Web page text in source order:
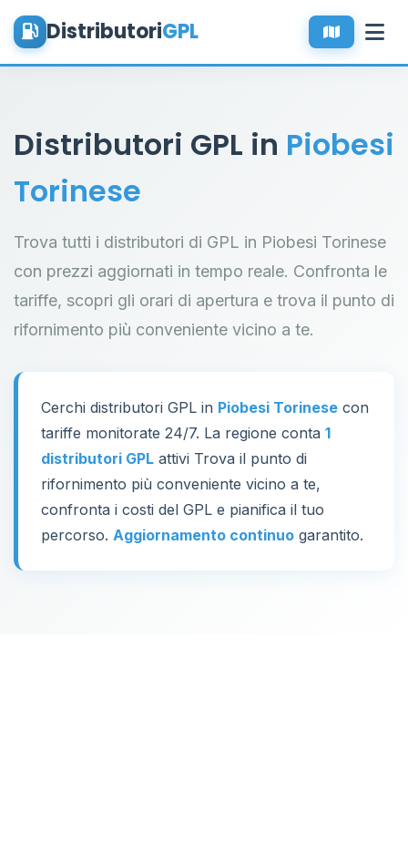
DistributoriGPL
Distributori GPL in Piobesi
Torinese
Trova tutti i distributori di GPL in Piobesi Torinese
con prezzi aggiornati in tempo reale. Confronta le
tariffe, scopri gli orari di apertura e trova il punto di
rifornimento più conveniente vicino a te.
Cerchi distributori GPL in Piobesi Torinese con
tariffe monitorate 24/7. La regione conta 1
distributori GPL attivi Trova il punto di
rifornimento più conveniente vicino a te,
confronta i costi del GPL e pianifica il tuo
percorso. Aggiornamento continuo garantito.